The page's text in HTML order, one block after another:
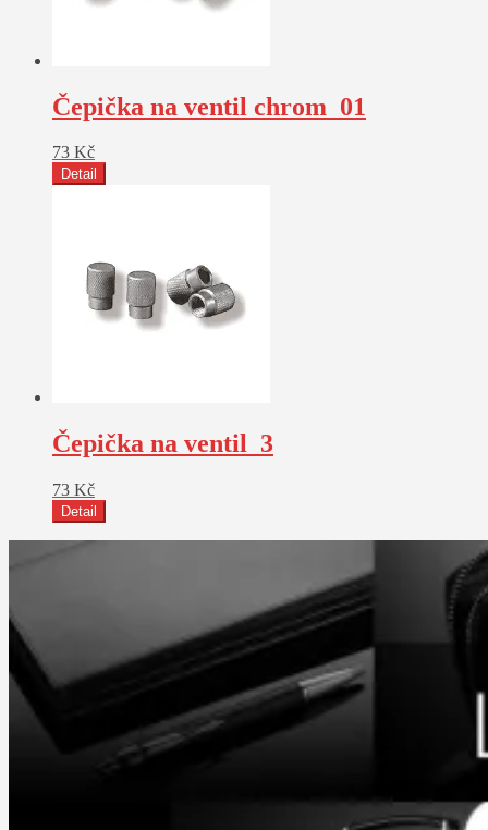
Čepička na ventil chrom_01
73 Kč
Detail
Čepička na ventil_3
73 Kč
Detail